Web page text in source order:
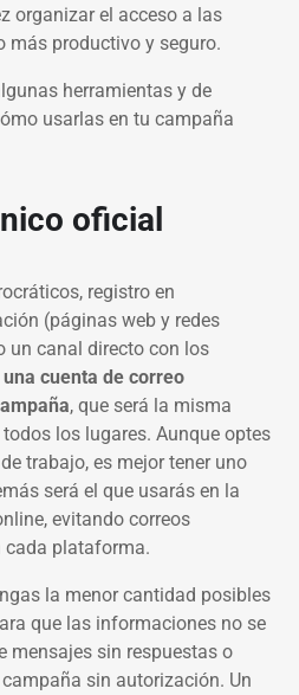
organizar el acceso a las
más productivo y seguro.
herramientas y de
usarlas en tu campaña
oficial
registro en
(páginas web y redes
un canal directo con los
cuenta de correo
, que será la misma
los lugares. Aunque optes
trabajo, es mejor tener uno
será el que usarás en la
evitando correos
cada plataforma.
la menor cantidad posibles
que las informaciones no se
mensajes sin respuestas o
sin autorización. Un